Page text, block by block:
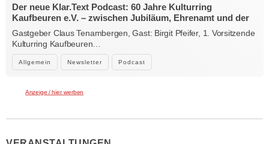
Allgemein Newsletter Podcast
Der neue Klar.Text Podcast: 60 Jahre Kulturring
Kaufbeuren e.V. – zwischen Jubiläum, Ehrenamt und der
Kraft der Kultur
Gastgeber Claus Tenambergen, Gast: Birgit Pfeifer, 1. Vorsitzende
Kulturring Kaufbeuren…
Anzeige / hier werben